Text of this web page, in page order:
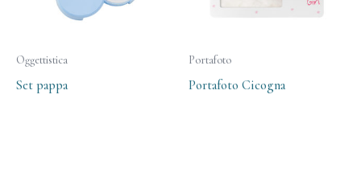
Oggettistica
Set pappa
Portafoto
Portafoto Cicogna